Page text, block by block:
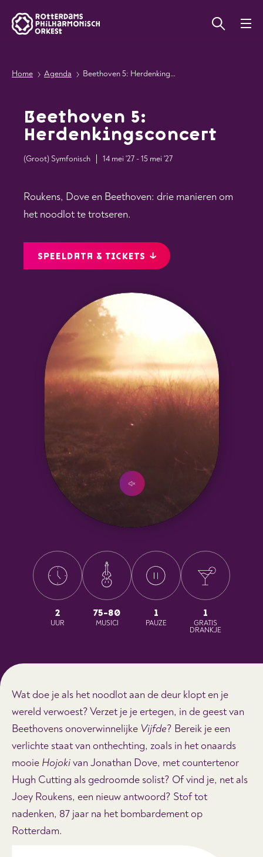
Home Agenda Beethoven 5: Herdenkingsconcert
Beethoven 5:
Herdenkingsconcert
(Groot) Symfonisch 14 mei '27 - 15 mei '27
Roukens, Dove en Beethoven: drie manieren om
het noodlot te trotseren.
SPEELDATA & TICKETS
2
UUR
75-80
MUSICI
1
PAUZE
1
GRATIS
DRANKJE
Wat doe je als het noodlot aan de deur klopt en je
wereld verwoest? Verzet je je ertegen, in de geest van
Beethovens onoverwinnelijke Vijfde? Bereik je een
verlichte staat van onthechting, zoals in het onaards
mooie Hojokivan Jonathan Dove, met countertenor
Hugh Cutting als gedroomde solist? Of vind je, net als
Joey Roukens, een nieuw antwoord? Stof tot
nadenken, 87 jaar na het bombardement op
Rotterdam.